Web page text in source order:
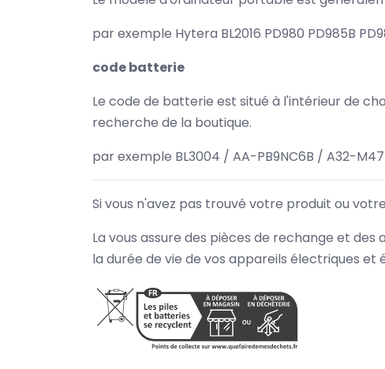
par exemple Hytera BL2016 PD980 PD985B
code batterie
Le code de batterie est situé à l'intérieur de
recherche de la boutique.
par exemple BL3004 / AA-PB9NC6B / A32-
Si vous n'avez pas trouvé votre produit ou
La vous assure des pièces de rechange et
la durée de vie de vos appareils électriques